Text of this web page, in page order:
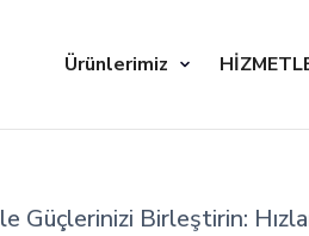
Ürünlerimiz
Güçlerinizi Birleştirin: